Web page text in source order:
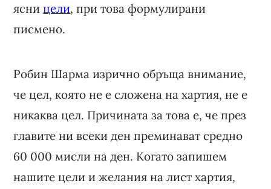
ясни цели, при това формулирани
писмено.
Робин Шарма изрично обръща внимание,
че цел, която не е сложена на хартия, не е
никаква цел. Причината за това е, че през
главите ни всеки ден преминават средно
60 000 мисли на ден. Когато запишем
нашите цели и желания на лист хартия,